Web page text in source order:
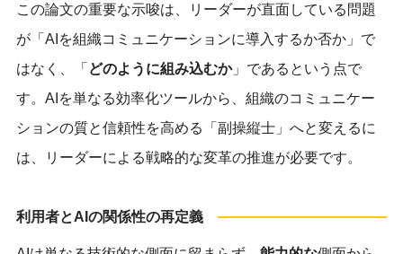
この論文の重要な示唆は、リーダーが直面している問題
が「AIを組織コミュニケーションに導入するか否か」で
はなく、「 どのように組み込むか」であるという点で
す。AIを単なる効率化ツールから、組織のコミュニケー
ションの質と信頼性を高める「副操縦士」へと変えるに
は、リーダーによる戦略的な変革の推進が必要です。
利用者とAIの関係性の再定義